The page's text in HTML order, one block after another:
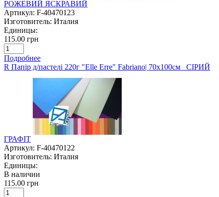
РОЖЕВИЙ ЯСКРАВИЙ
Артикул: F-40470123
Изготовитель: Италия
Единицы:
115.00 грн
Подробнее
R Папір д/пастелі 220г "Elle Erre" Fabriano| 70х100см СІРИЙ
ГРАФІТ
Артикул: F-40470122
Изготовитель: Италия
Единицы:
В наличии
115.00 грн